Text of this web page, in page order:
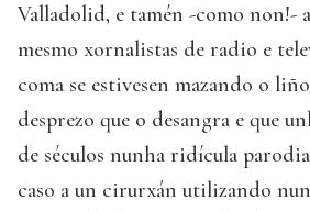
Valladolid, e tamén -como non!-
mesmo xornalistas de radio e
coma se estivesen mazando o
desprezo que o desangra e que
de séculos nunha ridícula
caso a un cirurxán utilizando